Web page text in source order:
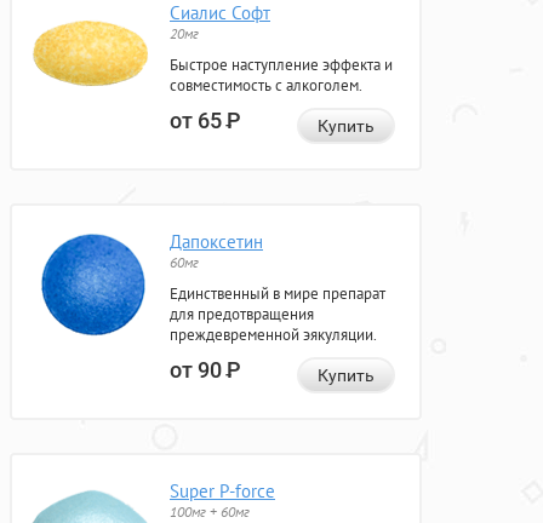
Сиалис Софт
20мг
Быстрое наступление эффекта и
совместимость с алкоголем.
от 65Р Купить
Дапоксетин
60мг
Единственный в мире препарат
для предотвращения
преждевременной эякуляции.
от 90Р Купить
Super P-force
100мг + 60мг